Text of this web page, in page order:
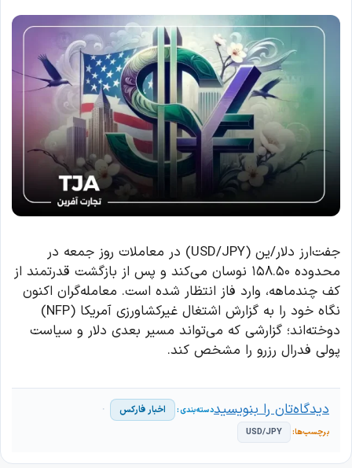
جفت‌ارز دلار/ین (USD/JPY) در معاملات روز جمعه در
محدوده ۱۵۸.۵۰ نوسان می‌کند و پس از بازگشت قدرتمند از
کف چندماهه، وارد فاز انتظار شده است. معامله‌گران اکنون
نگاه خود را به گزارش اشتغال غیرکشاورزی آمریکا (NFP)
دوخته‌اند؛ گزارشی که می‌تواند مسیر بعدی دلار و سیاست
پولی فدرال رزرو را مشخص کند.
اخبار فارکس
USD/JPY
دیدگاه‌تان را بنویسید